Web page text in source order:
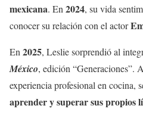
mexicana. En2024, su vida
conocer su relación con el actor
En2025, Leslie sorprendió al
México, edición “Generaciones”.
experiencia profesional en cocina,
aprender y superar sus propios